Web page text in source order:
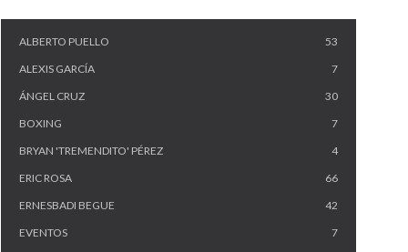
ALBERTO PUELLO
53
ALEXIS GARCÍA
7
ÁNGEL CRUZ
30
BOXING
7
BRYAN 'TREMENDITO' PÉREZ
4
ERIC ROSA
66
ERNESBADI BEGUE
42
EVENTOS
7